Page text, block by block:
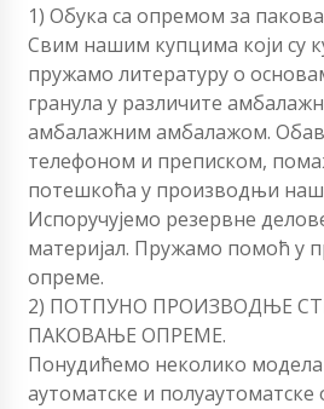
1) Обука са опремом за
Свим нашим купцима који су
пружамо литературу о
гранула у различите
амбалажним амбалажом.
телефоном и преписком,
потешкоћа у производњи
Испоручујемо резервне
материјал. Пружамо помоћ у
опреме.
2) ПОТПУНО ПРОИЗВОДЊЕ
ПАКОВАЊЕ ОПРЕМЕ.
Понудићемо неколико модела
аутоматске и полуаутоматске